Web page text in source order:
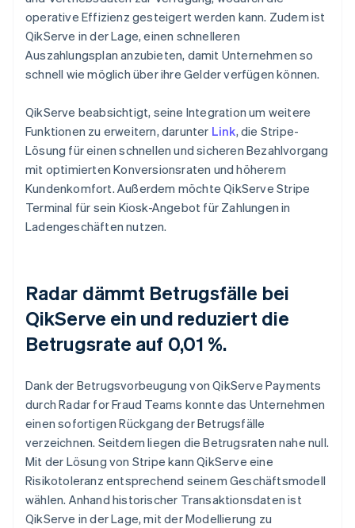
operative Effizienz gesteigert werden kann. Zudem ist
QikServe in der Lage, einen schnelleren
Auszahlungsplan anzubieten, damit Unternehmen so
schnell wie möglich über ihre Gelder verfügen können.
QikServe beabsichtigt, seine Integration um weitere
Funktionen zu erweitern, darunter Link, die Stripe-
Lösung für einen schnellen und sicheren Bezahlvorgang
mit optimierten Konversionsraten und höherem
Kundenkomfort. Außerdem möchte QikServe Stripe
Terminal für sein Kiosk-Angebot für Zahlungen in
Ladengeschäften nutzen.
Radar dämmt Betrugsfälle bei
QikServe ein und reduziert die
Betrugsrate auf 0,01 %.
Dank der Betrugsvorbeugung von QikServe Payments
durch Radar for Fraud Teams konnte das Unternehmen
einen sofortigen Rückgang der Betrugsfälle
verzeichnen. Seitdem liegen die Betrugsraten nahe null.
Mit der Lösung von Stripe kann QikServe eine
Risikotoleranz entsprechend seinem Geschäftsmodell
wählen. Anhand historischer Transaktionsdaten ist
QikServe in der Lage, mit der Modellierung zu